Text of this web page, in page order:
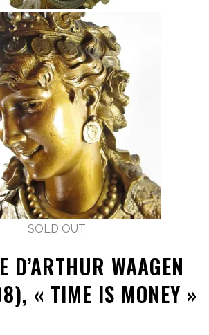
SOLD OUT
D’ARTHUR WAAGEN
« TIME IS MONEY »